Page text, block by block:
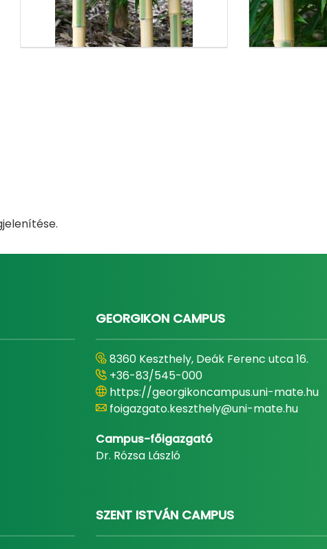
GEORGIKON CAMPUS
8360 Keszthely, Deák Ferenc utca 16.
+36-83/545-000
https://georgikoncampus.uni-mate.hu
foigazgato.keszthely@uni-mate.hu
Campus-főigazgató
Dr. Rózsa László
SZENT ISTVÁN CAMPUS